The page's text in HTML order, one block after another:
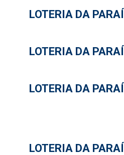
LOTERIA DA
LOTERIA DA
LOTERIA DA
LOTERIA DA